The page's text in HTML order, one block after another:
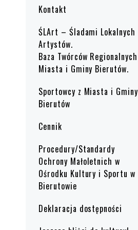
Kontakt
ŚLArt – Śladami Lokalnych
Artystów.
Baza Twórców Regionalnych
Miasta i Gminy Bierutów.
Sportowcy z Miasta i Gminy
Bierutów
Cennik
Procedury/Standardy
Ochrony Małoletnich w
Ośrodku Kultury i Sportu w
Bierutowie
Deklaracja dostępności